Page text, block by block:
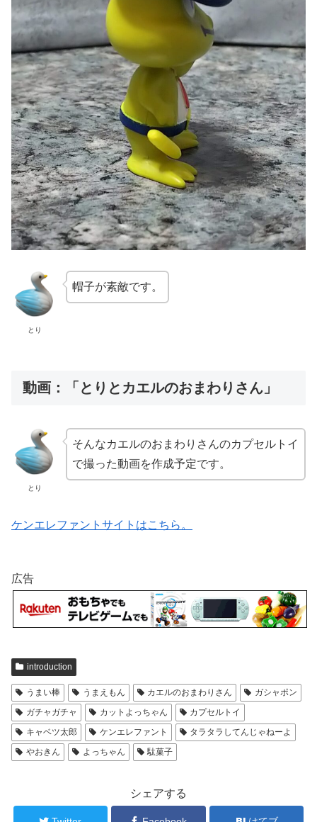
とり
帽子が素敵です。
動画：「とりとカエルのおまわりさん」
とり
そんなカエルのおまわりさんのカプセルトイ
で撮った動画を作成予定です。
ケンエレファントサイトはこちら。
広告
introduction
うまい棒 うまえもん カエルのおまわりさん
ガシャポン
ガチャガチャ
カットよっちゃん
カプセルトイ
キャベツ太郎
ケンエレファント
タラタラしてんじゃねーよ
やおきん
よっちゃん 駄菓子
シェアする